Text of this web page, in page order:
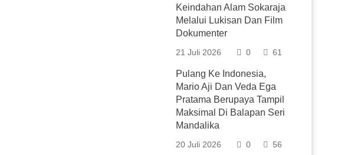
Keindahan Alam Sokaraja
Melalui Lukisan Dan Film
Dokumenter
21 Juli 2026 0 61
Pulang Ke Indonesia,
Mario Aji Dan Veda Ega
Pratama Berupaya Tampil
Maksimal Di Balapan Seri
Mandalika
20 Juli 2026 0 56